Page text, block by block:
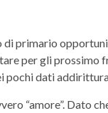
primario
per gli
dati
“amore”. Dato